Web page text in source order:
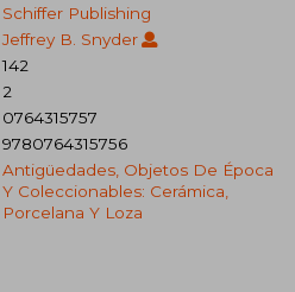
Schiffer Publishing
Jeffrey B. Snyder
142
2
0764315757
9780764315756
Antigüedades, Objetos De Época
Y Coleccionables: Cerámica,
Porcelana Y Loza